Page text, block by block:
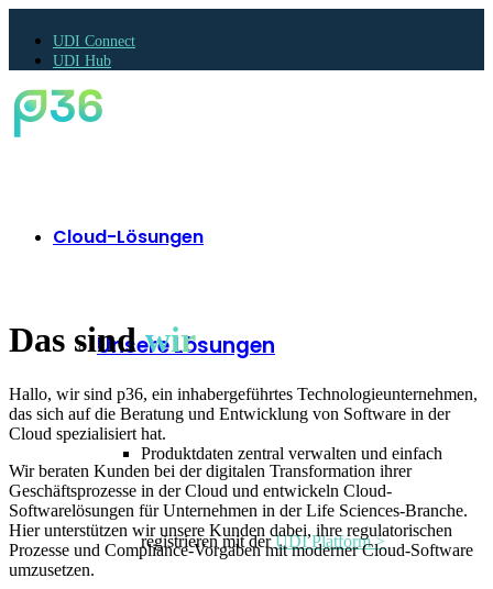
UDI Connect
UDI Hub
Cloud-Lösungen
Unsere Lösungen
Produktdaten zentral verwalten und einfach
registrieren mit derUDI Platform >
Das sindwir
Hallo, wir sind p36, ein inhabergeführtes Technologieunternehmen,
das sich auf die Beratung und Entwicklung von Software in der
Cloud spezialisiert hat.
Wir beraten Kunden bei der digitalen Transformation ihrer
Geschäftsprozesse in der Cloud und entwickeln Cloud-
Softwarelösungen für Unternehmen in der Life Sciences-Branche.
Hier unterstützen wir unsere Kunden dabei, ihre regulatorischen
Prozesse und Compliance-Vorgaben mit moderner Cloud-Software
umzusetzen.